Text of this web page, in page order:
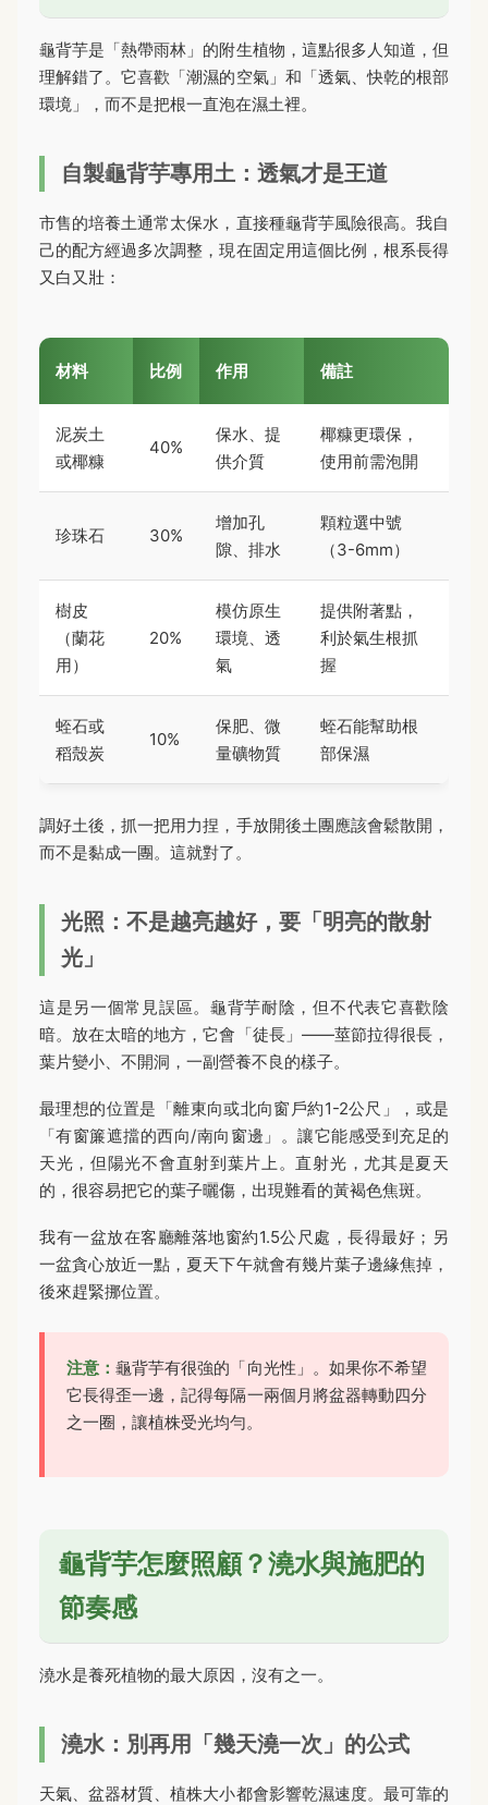
龜背芋是「熱帶雨林」的附生植物，這點很多人知道，但
理解錯了。它喜歡「潮濕的空氣」和「透氣、快乾的根部
環境」，而不是把根一直泡在濕土裡。
自製龜背芋專用土：透氣才是王道
市售的培養土通常太保水，直接種龜背芋風險很高。我自
己的配方經過多次調整，現在固定用這個比例，根系長得
又白又壯：
材料 比例 作用 備註
泥炭土
或椰糠
40%
保水、提
供介質
椰糠更環保，
使用前需泡開
珍珠石 30%
增加孔
隙、排水
顆粒選中號
（3-6mm）
樹皮
（蘭花
用）
20%
模仿原生
環境、透
氣
提供附著點，
利於氣生根抓
握
蛭石或
稻殼炭
10%
保肥、微
量礦物質
蛭石能幫助根
部保濕
調好土後，抓一把用力捏，手放開後土團應該會鬆散開，
而不是黏成一團。這就對了。
光照：不是越亮越好，要「明亮的散射
光」
這是另一個常見誤區。龜背芋耐陰，但不代表它喜歡陰
暗。放在太暗的地方，它會「徒長」——莖節拉得很長，
葉片變小、不開洞，一副營養不良的樣子。
最理想的位置是「離東向或北向窗戶約1-2公尺」，或是
「有窗簾遮擋的西向/南向窗邊」。讓它能感受到充足的
天光，但陽光不會直射到葉片上。直射光，尤其是夏天
的，很容易把它的葉子曬傷，出現難看的黃褐色焦斑。
我有一盆放在客廳離落地窗約1.5公尺處，長得最好；另
一盆貪心放近一點，夏天下午就會有幾片葉子邊緣焦掉，
後來趕緊挪位置。
注意：龜背芋有很強的「向光性」。如果你不希望
它長得歪一邊，記得每隔一兩個月將盆器轉動四分
之一圈，讓植株受光均勻。
龜背芋怎麼照顧？澆水與施肥的
節奏感
澆水是養死植物的最大原因，沒有之一。
澆水：別再用「幾天澆一次」的公式
天氣、盆器材質、植株大小都會影響乾濕速度。最可靠的